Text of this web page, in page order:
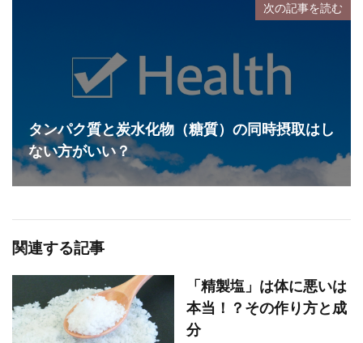
次の記事を読む
タンパク質と炭水化物（糖質）の同時摂取はし
ない方がいい？
関連する記事
「精製塩」は体に悪いは
本当！？その作り方と成
分